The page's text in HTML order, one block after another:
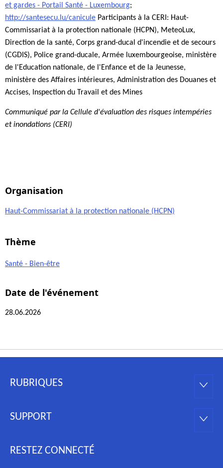
et gardes - Portail Santé - Luxembourg;
http://santesecu.lu/canicule Participants à la CERI: Haut-
Commissariat à la protection nationale (HCPN), MeteoLux,
Direction de la santé, Corps grand-ducal d'incendie et de secours
(CGDIS), Police grand-ducale, Armée luxembourgeoise, ministère
de l'Education nationale, de l'Enfance et de la Jeunesse,
ministère des Affaires intérieures, Administration des Douanes et
Accises, Inspection du Travail et des Mines
Communiqué par la Cellule d'évaluation des risques intempéries
et inondations (CERI)
Organisation
Haut-Commissariat à la protection nationale (HCPN)
Thème
Santé - Bien-être
Date de l'événement
28.06.2026
Pied
page
RUBRIQUES
SUPPORT
RESTEZ CONNECTÉ